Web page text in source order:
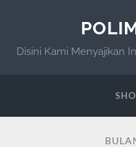
Disini Kami Menyajikan